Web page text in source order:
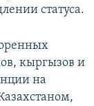
статуса.
кыргызов и
на